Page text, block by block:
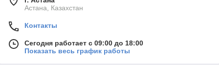
Астана, Казахстан
Контакты
Сегодня работает с 09:00 до 18:00
Показать весь график работы